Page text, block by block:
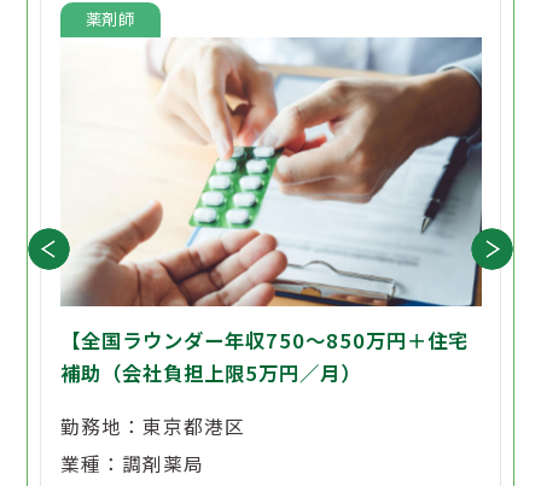
薬剤師
【全国ラウンダー年収750～850万円＋住宅
補助（会社負担上限5万円／月）
勤務地：東京都港区
業種：調剤薬局